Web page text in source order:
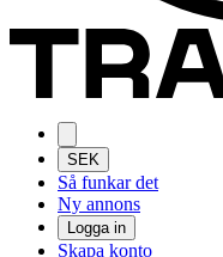
SEK
Så funkar det
Ny annons
Logga in
Skapa konto